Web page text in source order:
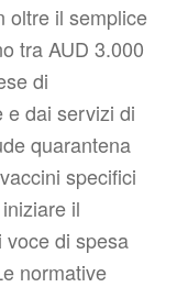
oltre il semplice
tra AUD 3.000
di
e dai servizi di
quarantena
specifici
il
voce di spesa
normative